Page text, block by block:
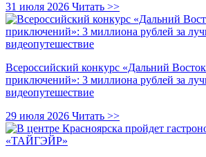
31 июля 2026 Читать >>
Всероссийский конкурс «Дальний
приключений»: 3 миллиона рублей за
видеопутешествие
29 июля 2026 Читать >>